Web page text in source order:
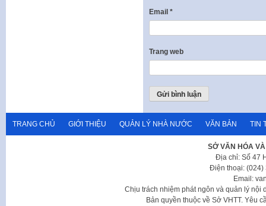
Email *
Trang web
TRANG CHỦ GIỚI THIỆU QUẢN LÝ NHÀ NƯỚC VĂN BẢN TIN
SỞ VĂN HÓA
Địa chỉ: Số 47
Điện thoại: (024)
Email:
Chịu trách nhiệm phát ngôn và quản lý nội
Bản quyền thuộc về Sở VHTT. Yêu